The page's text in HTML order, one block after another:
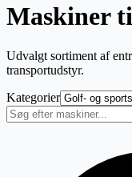
Maskiner
Udvalgt sortiment af
transportudstyr.
Kategorier